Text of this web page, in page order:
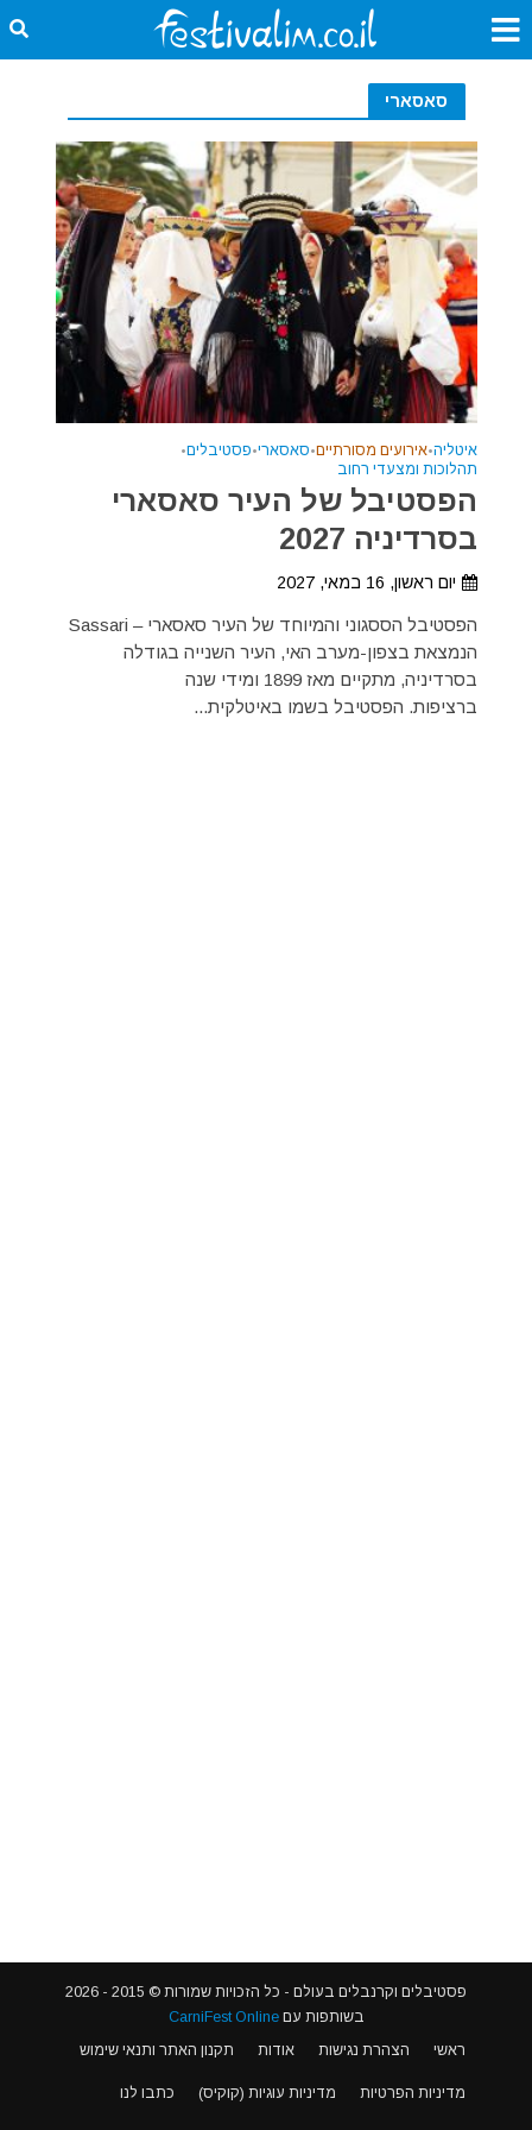
סאסארי
איטליה•אירועים מסורתיים•סאסארי•פסטיבלים•
תהלוכות ומצעדי רחוב
הפסטיבל של העיר סאסארי
בסרדיניה 2027
יום ראשון, 16 במאי, 2027
הפסטיבל הססגוני והמיוחד של העיר סאסארי – Sassari
הנמצאת בצפון-מערב האי, העיר השנייה בגודלה
בסרדיניה, מתקיים מאז 1899 ומידי שנה
ברציפות. הפסטיבל בשמו באיטלקית...
פסטיבלים וקרנבלים בעולם - כל הזכויות שמורות © 2015 - 2026
בשותפות עםCarniFest Online
ראשי
הצהרת נגישות אודות תקנון האתר ותנאי שימוש
מדיניות הפרטיות מדיניות עוגיות (קוקיס) כתבו לנו